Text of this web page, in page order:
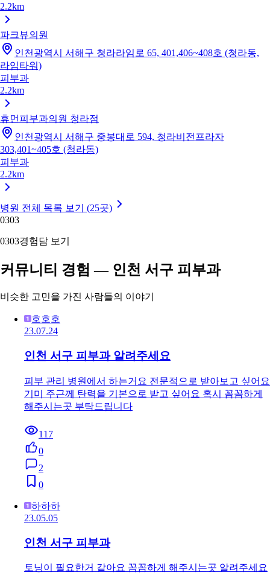
2.2km
파크뷰의원
인천광역시 서해구 청라라임로 65, 401,406~408호 (청라동,
라임타워)
피부과
2.2km
휴먼피부과의원 청라점
인천광역시 서해구 중봉대로 594, 청라비전프라자
303,401~405호 (청라동)
피부과
2.2km
병원 전체 목록 보기 (25곳)
0303
0303경험담 보기
커뮤니티 경험 — 인천 서구 피부과
비슷한 고민을 가진 사람들의 이야기
호호호
23.07.24
인천 서구 피부과 알려주세요
피부 관리 병원에서 하는거요 전문적으로 받아보고 싶어요
기미 주근께 탄력을 기본으로 받고 싶어요 혹시 꼼꼼하게
해주시는곳 부탁드립니다
117
0
2
0
하하하
23.05.05
인천 서구 피부과
토닝이 필요한거 같아요 꼼꼼하게 해주시는곳 알려주세요